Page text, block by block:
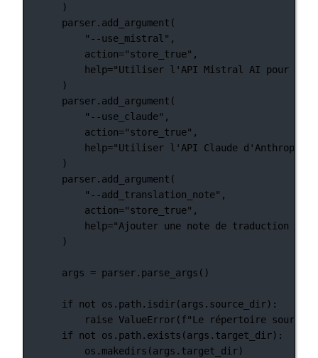
)
parser.add_argument(
"--use_mistral" ,
action="store_true" ,
help="Utiliser l'API Mistral AI pour la
)
parser.add_argument(
"--use_claude" ,
action="store_true" ,
help="Utiliser l'API Claude d'Anthropic
)
parser.add_argument(
"--add_translation_note" ,
action="store_true" ,
help="Ajouter une note de traduction au
)
args = parser.parse_args()
if not os.path.isdir(args.source_dir):
raise ValueError(f"Le répertoire
if
not os.path.exists(args.target_dir):
os.makedirs(args.target_dir)